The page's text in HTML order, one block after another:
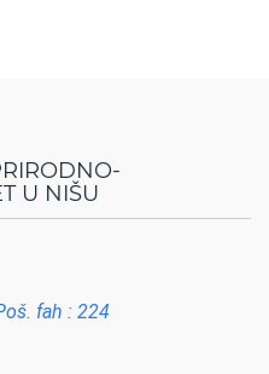
U NIŠU
fah : 224